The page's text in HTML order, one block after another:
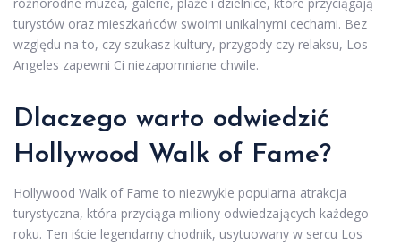
turystów oraz mieszkańców swoimi unikalnymi cechami. Bez
względu na to, czy szukasz kultury, przygody czy relaksu, Los
Angeles zapewni Ci niezapomniane chwile.
Dlaczego warto odwiedzić
Hollywood Walk of Fame?
Hollywood Walk of Fame to niezwykle popularna atrakcja
turystyczna, która przyciąga miliony odwiedzających każdego
roku. Ten iście legendarny chodnik, usytuowany w sercu Los